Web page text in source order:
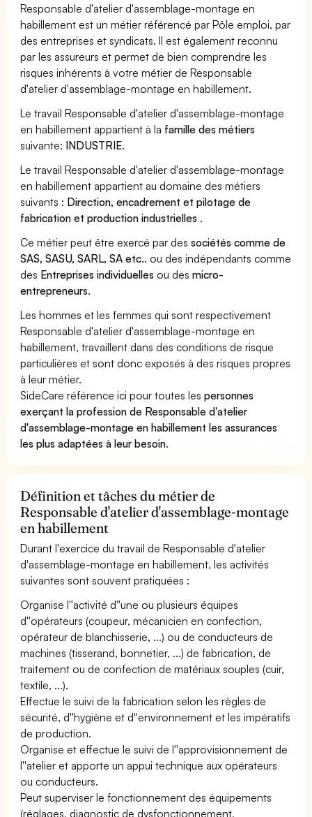
Responsable d'atelier d'assemblage-montage en
habillement est un métier référencé par Pôle emploi, par
des entreprises et syndicats. Il est également reconnu
par les assureurs et permet de bien comprendre les
risques inhérents à votre métier de Responsable
d'atelier d'assemblage-montage en habillement.
Le travail Responsable d'atelier d'assemblage-montage
en habillement appartient à la famille des métiers
suivante: INDUSTRIE.
Le travail Responsable d'atelier d'assemblage-montage
en habillement appartient au domaine des métiers
suivants : Direction, encadrement et pilotage de
fabrication et production industrielles .
Ce métier peut être exercé par dessociétés comme de
SAS, SASU, SARL, SA etc.. ou des indépendants comme
des Entreprises individuelles ou desmicro-
entrepreneurs.
Les hommes et les femmes qui sont respectivement
Responsable d'atelier d'assemblage-montage en
habillement, travaillent dans des conditions de risque
particulières et sont donc exposés à des risques propres
à leur métier.
SideCare référence ici pour toutes lespersonnes
exerçant la profession de Responsable d'atelier
d'assemblage-montage en habillement les assurances
les plus adaptées à leur besoin.
Définition et tâches du métier de
Responsable d'atelier d'assemblage-montage
en habillement
Durant l'exercice du travail de Responsable d'atelier
d'assemblage-montage en habillement, les activités
suivantes sont souvent pratiquées :
Organise l''activité d''une ou plusieurs équipes
d''opérateurs (coupeur, mécanicien en confection,
opérateur de blanchisserie, ...) ou de conducteurs de
machines (tisserand, bonnetier, ...) de fabrication, de
traitement ou de confection de matériaux souples (cuir,
textile, ...).
Effectue le suivi de la fabrication selon les règles de
sécurité, d''hygiène et d''environnement et les impératifs
de production.
Organise et effectue le suivi de l''approvisionnement de
l''atelier et apporte un appui technique aux opérateurs
ou conducteurs.
Peut superviser le fonctionnement des équipements
(réglages, diagnostic de dysfonctionnement,